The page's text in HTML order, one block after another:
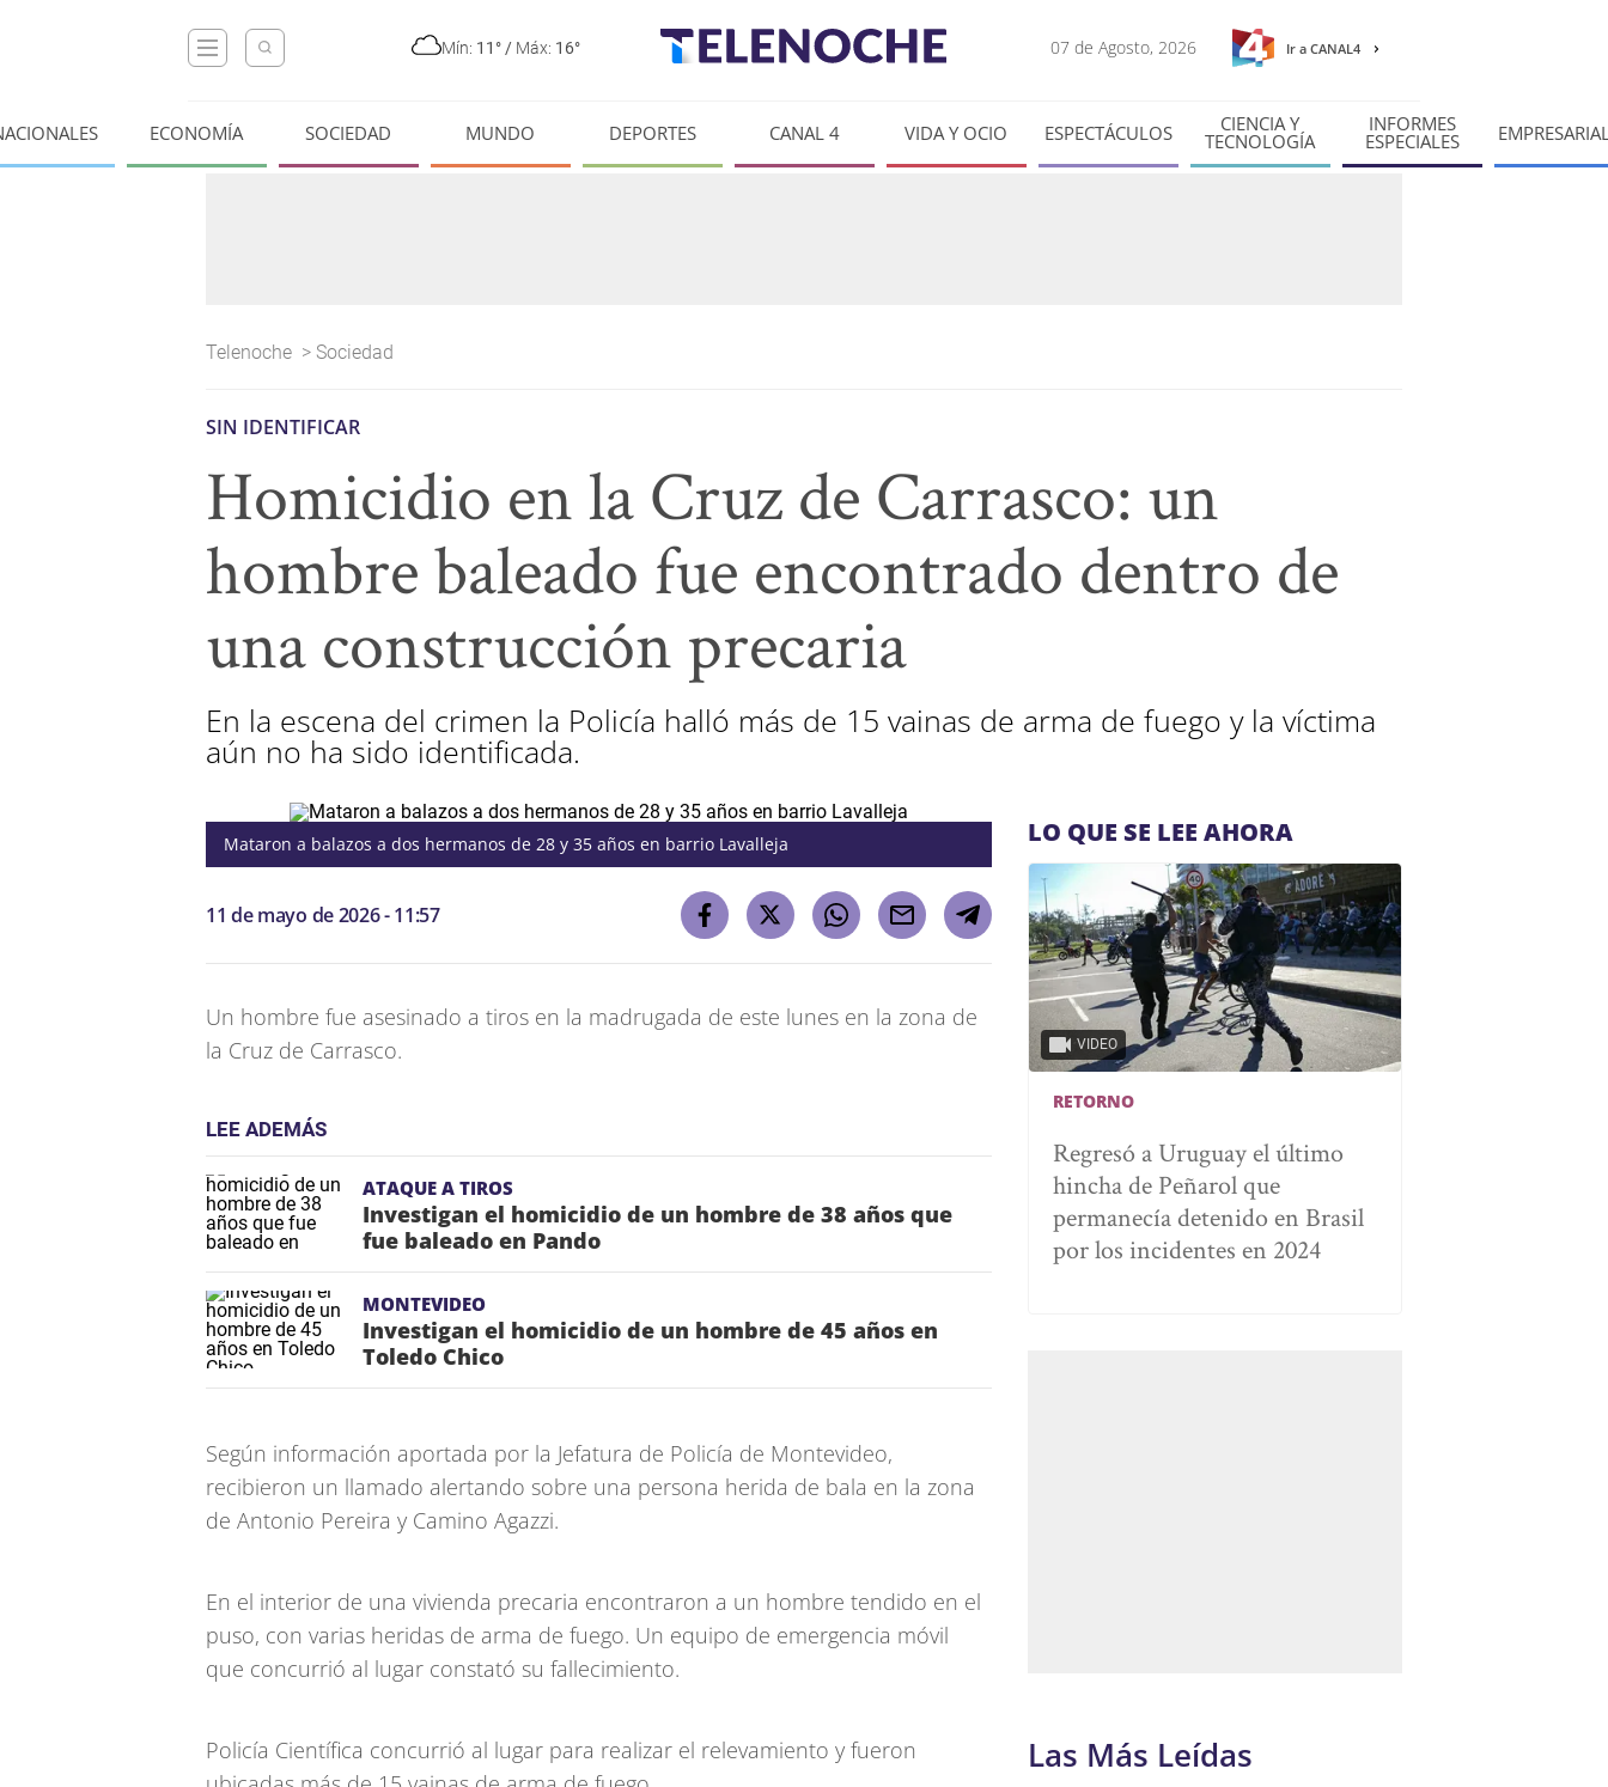
Mín: 11° / Máx: 16° 07 de Agosto, 2026 Ir a CANAL4
ECONOMÍA SOCIEDAD MUNDO DEPORTES CANAL 4 VIDA Y OCIO ESPECTÁCULOS CIENCIA Y
TECNOLOGÍA
INFORMES
ESPECIALES
Telenoche > Sociedad
SIN IDENTIFICAR
Homicidio en la Cruz de Carrasco: un
hombre baleado fue encontrado dentro de
una construcción precaria
En la escena del crimen la Policía halló más de 15 vainas de arma de fuego y la víctima
aún no ha sido identificada.
Mataron a balazos a dos hermanos de 28 y 35 años en barrio Lavalleja
11 de mayo de 2026 - 11:57
Un hombre fue asesinado a tiros en la madrugada de este lunes en la zona de
la Cruz de Carrasco.
LEE ADEMÁS
ATAQUE A TIROS
Investigan el homicidio de un hombre de 38 años que
fue baleado en Pando
MONTEVIDEO
Investigan el homicidio de un hombre de 45 años en
Toledo Chico
Según información aportada por la Jefatura de Policía de Montevideo,
recibieron un llamado alertando sobre una persona herida de bala en la zona
de Antonio Pereira y Camino Agazzi.
En el interior de una vivienda precaria encontraron a un hombre tendido en el
puso, con varias heridas de arma de fuego. Un equipo de emergencia móvil
que concurrió al lugar constató su fallecimiento.
Policía Científica concurrió al lugar para realizar el relevamiento y fueron
LO QUE SE LEE AHORA
VIDEO
RETORNO
Regresó a Uruguay el último
hincha de Peñarol que
permanecía detenido en Brasil
por los incidentes en 2024
Las Más Leídas